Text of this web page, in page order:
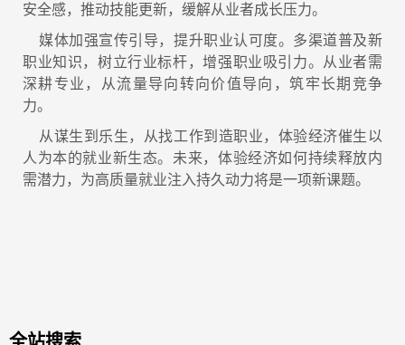
安全感，推动技能更新，缓解从业者成长压力。
媒体加强宣传引导，提升职业认可度。多渠道普及新
职业知识，树立行业标杆，增强职业吸引力。从业者需
深耕专业，从流量导向转向价值导向，筑牢长期竞争
力。
从谋生到乐生，从找工作到造职业，体验经济催生以
人为本的就业新生态。未来，体验经济如何持续释放内
需潜力，为高质量就业注入持久动力将是一项新课题。